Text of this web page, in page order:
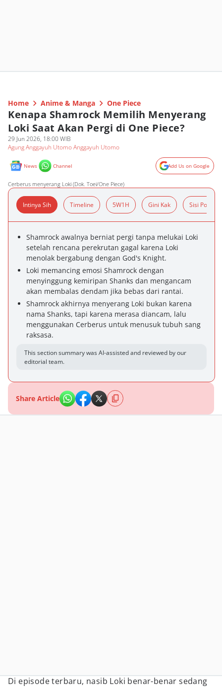
Home Anime & Manga One Piece
Kenapa Shamrock Memilih Menyerang
Loki Saat Akan Pergi di One Piece?
29 Jun 2026, 18:00 WIB
Agung Anggayuh Utomo Anggayuh Utomo
News Channel Add Us on Google
Cerberus menyerang Loki (Dok. Toei/One Piece)
Intinya Sih Timeline 5W1H Gini Kak Sisi Positif
Shamrock awalnya berniat pergi tanpa melukai Loki
setelah rencana perekrutan gagal karena Loki
menolak bergabung dengan God's Knight.
Loki memancing emosi Shamrock dengan
menyinggung kemiripan Shanks dan mengancam
akan membalas dendam jika bebas dari rantai.
Shamrock akhirnya menyerang Loki bukan karena
nama Shanks, tapi karena merasa diancam, lalu
menggunakan Cerberus untuk menusuk tubuh sang
raksasa.
This section summary was AI-assisted and reviewed by our
editorial team.
Share Article
Di episode terbaru, nasib Loki benar-benar sedang